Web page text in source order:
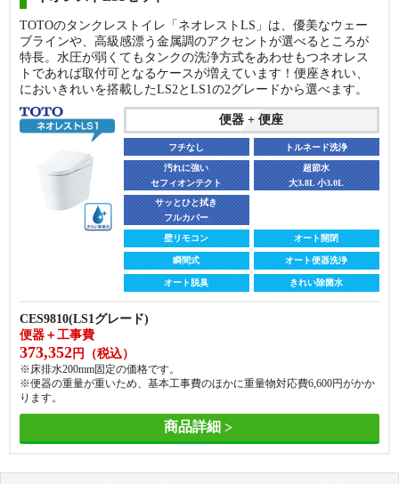
汚れに強い
セフィオンテクト
超節水
大4.8L 小3.6L
お手入れラク
サイドカバー付
瞬間式 オート便器洗浄
オート脱臭 きれい除菌水
CS410B + SH410BA ＋ TCF4734A
便器＋温水洗浄便座＋工事費
※床排水200mm、手洗いなしの価格です。
商品詳細
セフィオンテクト
大4.8L 小3.6L
お手入れラク
サイドカバー付
便座
袖リモコン オート開閉
貯湯式 オート便器洗浄
オート脱臭 きれい除菌水
CS225BP + SH224BA + CH961SWS
便器＋温水洗浄便座＋工事費
円（税込）
※床排水200mm、手洗いなしの価格です。
商品詳細
TOTOのタンクレストイレ「ネオレストLS」は、優美なウェー
ブラインや、高級感漂う金属調のアクセントが選べるところが
特長。水圧が弱くてもタンクの洗浄方式をあわせもつネオレス
トであれば取付可となるケースが増えています！便座きれい、
においきれいを搭載したLS2とLS1の2グレードから選べます。
便器 + 便座
フチなし トルネード洗浄
汚れに強い
セフィオンテクト
超節水
大3.8L 小3.0L
サッとひと拭き
フルカバー
壁リモコン オート開閉
瞬間式 オート便器洗浄
オート脱臭 きれい除菌水
CES9810(LS1グレード)
便器＋工事費
373,352 円（税込）
※床排水200mm固定の価格です。
※便器の重量が重いため、基本工事費のほかに重量物対応費6,600円がかか
ります。
商品詳細